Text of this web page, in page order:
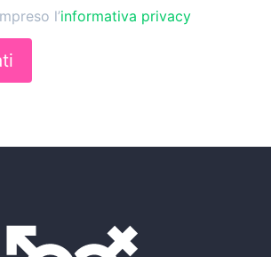
l’informativa privacy